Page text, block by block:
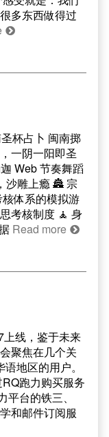
多东西做得过
杯占卜 闽南掷
一阴一阳即圣
Web 节奏舞蹈
雕上瘾 🏯 宗
体系的模拟游
考核制度 🧘 身
Read more
线，鉴于未来
聚焦在几个关
地区的用户。
跑力购买服务
台的铁三、
和邮件订阅服